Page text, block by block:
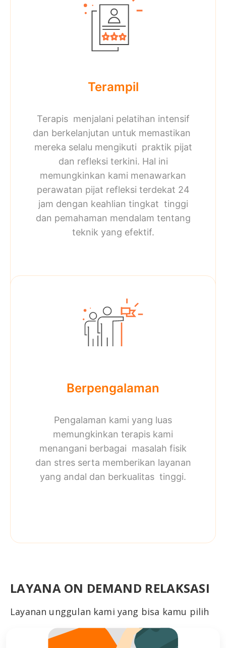
Terampil
Terapis menjalani pelatihan intensif
dan berkelanjutan untuk memastikan
mereka selalu mengikuti praktik pijat
dan refleksi terkini. Hal ini
memungkinkan kami menawarkan
perawatan pijat refleksi terdekat 24
jam dengan keahlian tingkat tinggi
dan pemahaman mendalam tentang
teknik yang efektif.
Berpengalaman
Pengalaman kami yang luas
memungkinkan terapis kami
menangani berbagai masalah fisik
dan stres serta memberikan layanan
yang andal dan berkualitas tinggi.
LAYANA ON DEMAND RELAKSASI
Layanan unggulan kami yang bisa kamu pilih